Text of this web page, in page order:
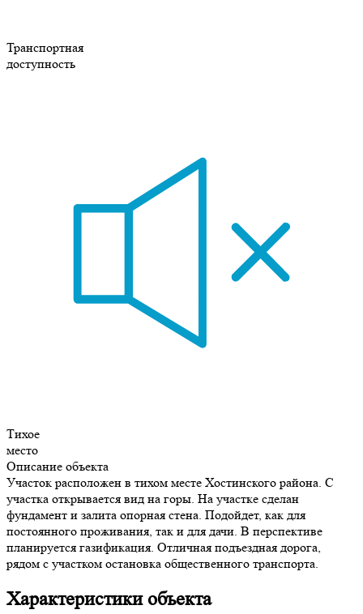
Транспортная
доступность
Тихое
место
Описание объекта
Участок расположен в тихом месте Хостинского района. С
участка открывается вид на горы. На участке сделан
фундамент и залита опорная стена. Подойдет, как для
постоянного проживания, так и для дачи. В перспективе
планируется газификация. Отличная подъездная дорога,
рядом с участком остановка общественного транспорта.
Характеристики объекта